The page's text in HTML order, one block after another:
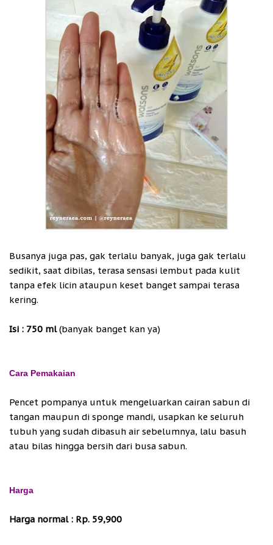
Busanya juga pas, gak terlalu banyak, juga gak terlalu
sedikit, saat dibilas, terasa sensasi lembut pada kulit
tanpa efek licin ataupun keset banget sampai terasa
kering.
Isi : 750 ml(banyak banget kan ya)
Cara Pemakaian
Pencet pompanya untuk mengeluarkan cairan sabun di
tangan maupun di sponge mandi, usapkan ke seluruh
tubuh yang sudah dibasuh air sebelumnya, lalu basuh
atau bilas hingga bersih dari busa sabun.
Harga
Harga normal : Rp. 59,900